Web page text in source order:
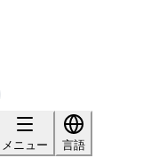
メニュー
言語